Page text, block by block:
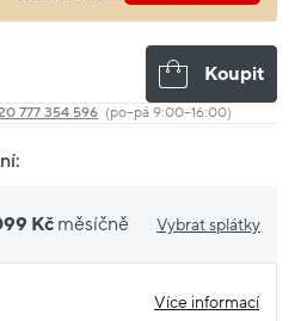
Koupit
777 354 596 (po–pá 9:00–16:00)
Kč měsíčně Vybrat splátky
Více informací